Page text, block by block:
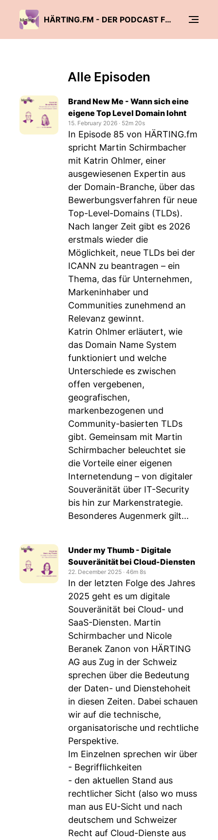
HÄRTING.FM - DER PODCAST FÜR RECHT, TECHNOLOGIE UND MEDIEN
Alle Episoden
Brand New Me - Wann sich eine
eigene Top Level Domain lohnt
15. February 2026 ‧ 52m 20s
In Episode 85 von HÄRTING.fm
spricht Martin Schirmbacher
mit Katrin Ohlmer, einer
ausgewiesenen Expertin aus
der Domain-Branche, über das
Bewerbungsverfahren für neue
Top-Level-Domains (TLDs).
Nach langer Zeit gibt es 2026
erstmals wieder die
Möglichkeit, neue TLDs bei der
ICANN zu beantragen – ein
Thema, das für Unternehmen,
Markeninhaber und
Communities zunehmend an
Relevanz gewinnt.
Katrin Ohlmer erläutert, wie
das Domain Name System
funktioniert und welche
Unterschiede es zwischen
offen vergebenen,
geografischen,
markenbezogenen und
Community-basierten TLDs
gibt. Gemeinsam mit Martin
Schirmbacher beleuchtet sie
die Vorteile einer eigenen
Internetendung – von digitaler
Souveränität über IT-Security
bis hin zur Markenstrategie.
Besonderes Augenmerk gilt...
Under my Thumb - Digitale
Souveränität bei Cloud-Diensten
22. December 2025 ‧ 46m 8s
In der letzten Folge des Jahres
2025 geht es um digitale
Souveränität bei Cloud- und
SaaS-Diensten. Martin
Schirmbacher und Nicole
Beranek Zanon von HÄRTING
AG aus Zug in der Schweiz
sprechen über die Bedeutung
der Daten- und Dienstehoheit
in diesen Zeiten. Dabei schauen
wir auf die technische,
organisatorische und rechtliche
Perspektive.
Im Einzelnen sprechen wir über
- Begrifflichkeiten
- den aktuellen Stand aus
rechtlicher Sicht (also wo muss
man aus EU-Sicht und nach
deutschem und Schweizer
Recht auf Cloud-Dienste aus